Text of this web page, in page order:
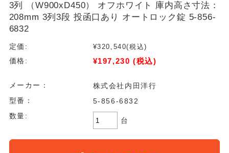
3列 （W900xD450） オフホワイト 庫内高さ寸法：
208mm 3列3段 投函口あり オートロック錠 5-856-
6832
定価: ¥320,540(税込)
価格:
¥197,230 (税込)
メーカー：
株式会社内田洋行
型番：
5-856-6832
数量:
台